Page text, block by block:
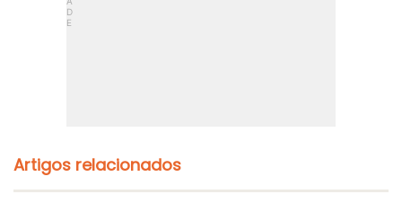
Artigos relacionados